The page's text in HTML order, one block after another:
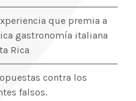
que premia a
gastronomía italiana
Rica
contra los
falsos.